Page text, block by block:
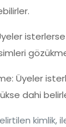
Üyeler
dahi
kimlik,